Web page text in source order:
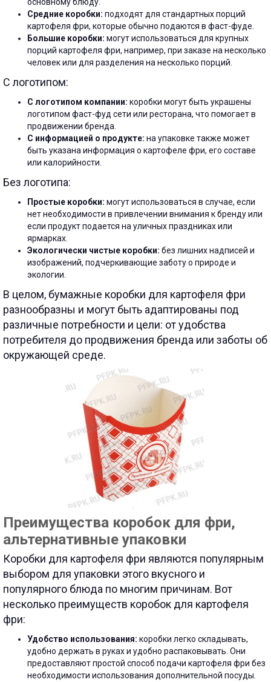
Средние коробки: подходят для стандартных порций
картофеля фри, которые обычно подаются в фаст-фуде.
Большие коробки: могут использоваться для крупных
порций картофеля фри, например, при заказе на несколько
человек или для разделения на несколько порций.
С логотипом:
С логотипом компании: коробки могут быть украшены
логотипом фаст-фуд сети или ресторана, что помогает в
продвижении бренда.
С информацией о продукте: на упаковке также может
быть указана информация о картофеле фри, его составе
или калорийности.
Без логотипа:
Простые коробки: могут использоваться в случае, если
нет необходимости в привлечении внимания к бренду или
если продукт подается на уличных праздниках или
ярмарках.
Экологически чистые коробки: без лишних надписей и
изображений, подчеркивающие заботу о природе и
экологии.
В целом, бумажные коробки для картофеля фри
разнообразны и могут быть адаптированы под
различные потребности и цели: от удобства
потребителя до продвижения бренда или заботы об
окружающей среде.
Преимущества коробок для фри,
альтернативные упаковки
Коробки для картофеля фри являются популярным
выбором для упаковки этого вкусного и
популярного блюда по многим причинам. Вот
несколько преимуществ коробок для картофеля
фри:
Удобство использования: коробки легко складывать,
удобно держать в руках и удобно распаковывать. Они
предоставляют простой способ подачи картофеля фри без
необходимости использования дополнительной посуды.